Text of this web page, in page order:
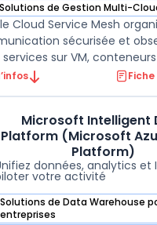
Solutions de Gestion Multi-
Google Cloud Service Mesh
Cloud Service Mesh
sécurisée et
sur VM,
multicloud. Ce
dans le cloud
gestion pour gar ...
Microsoft Intelligent
Platform (Microsoft
Platform)
données, analytics et
votre activité
Solutions de Data Warehouse
entreprises
Microsoft Intelligent Data